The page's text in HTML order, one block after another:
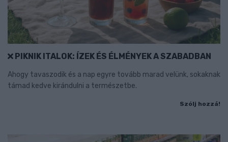
PIKNIK ITALOK: ÍZEK ÉS ÉLMÉNYEK A SZABADBAN
Ahogy tavaszodik és a nap egyre tovább marad velünk, sokaknak
támad kedve kirándulni a természetbe.
Szólj hozzá!